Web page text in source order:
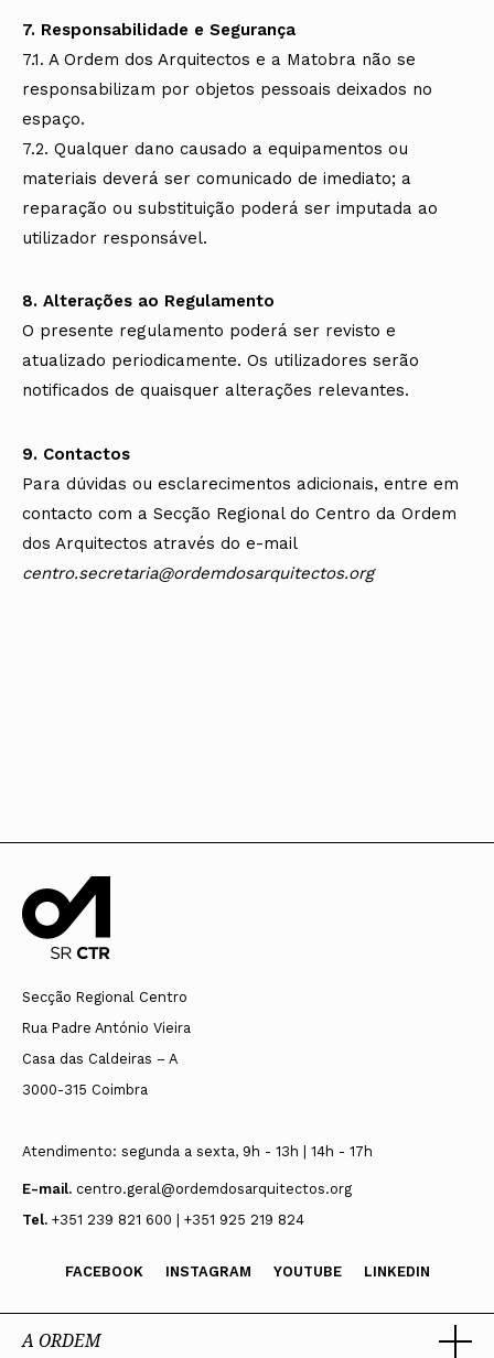
7. Responsabilidade e Segurança
7.1. A Ordem dos Arquitectos e a Matobra não se
responsabilizam por objetos pessoais deixados no
espaço.
7.2. Qualquer dano causado a equipamentos ou
materiais deverá ser comunicado de imediato; a
reparação ou substituição poderá ser imputada ao
utilizador responsável.
8. Alterações ao Regulamento
O presente regulamento poderá ser revisto e
atualizado periodicamente. Os utilizadores serão
notificados de quaisquer alterações relevantes.
9. Contactos
Para dúvidas ou esclarecimentos adicionais, entre em
contacto com a Secção Regional do Centro da Ordem
dos Arquitectos através do e-mail
centro.secretaria@ordemdosarquitectos.org
Secção Regional Centro
Rua Padre António Vieira
Casa das Caldeiras – A
3000-315 Coimbra
Atendimento: segunda a sexta, 9h - 13h | 14h - 17h
E-mail. centro.geral@ordemdosarquitectos.org
Tel. +351 239 821 600 | +351 925 219 824
FACEBOOK INSTAGRAM YOUTUBE LINKEDIN
A ORDEM